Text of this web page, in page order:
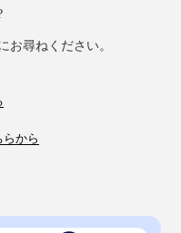
お尋ねください。
から